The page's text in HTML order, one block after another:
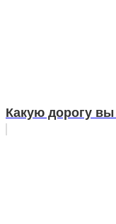
Какую дорогу